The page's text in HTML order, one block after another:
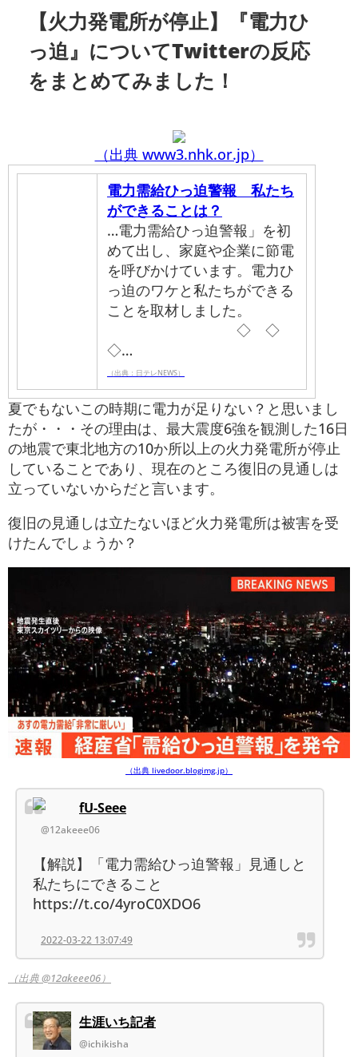
【火力発電所が停止】『電力ひ
っ迫』についてTwitterの反応
をまとめてみました！
（出典 www3.nhk.or.jp）
電力需給ひっ迫警報 私たち
ができることは？
…電力需給ひっ迫警報」を初
めて出し、家庭や企業に節電
を呼びかけています。電力ひ
っ迫のワケと私たちができる
ことを取材しました。
◇ ◇
◇…
（出典：日テレNEWS）
夏でもないこの時期に電力が足りない？と思いまし
たが・・・その理由は、最大震度6強を観測した16日
の地震で東北地方の10か所以上の火力発電所が停止
していることであり、現在のところ復旧の見通しは
立っていないからだと言います。
復旧の見通しは立たないほど火力発電所は被害を受
けたんでしょうか？
（出典 livedoor.blogimg.jp）
fU-Seee
@12akeee06
【解説】「電力需給ひっ迫警報」見通しと
私たちにできること
https://t.co/4yroC0XDO6
2022-03-22 13:07:49
（出典 @12akeee06）
生涯いち記者
@ichikisha